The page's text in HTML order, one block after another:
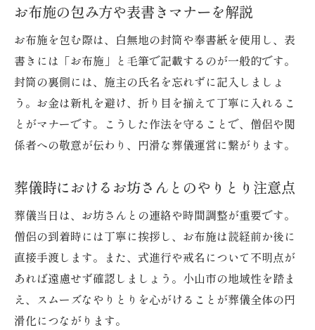
お布施の包み方や表書きマナーを解説
お布施を包む際は、白無地の封筒や奉書紙を使用し、表
書きには「お布施」と毛筆で記載するのが一般的です。
封筒の裏側には、施主の氏名を忘れずに記入しましょ
う。お金は新札を避け、折り目を揃えて丁寧に入れるこ
とがマナーです。こうした作法を守ることで、僧侶や関
係者への敬意が伝わり、円滑な葬儀運営に繋がります。
葬儀時におけるお坊さんとのやりとり注意点
葬儀当日は、お坊さんとの連絡や時間調整が重要です。
僧侶の到着時には丁寧に挨拶し、お布施は読経前か後に
直接手渡します。また、式進行や戒名について不明点が
あれば遠慮せず確認しましょう。小山市の地域性を踏ま
え、スムーズなやりとりを心がけることが葬儀全体の円
滑化につながります。